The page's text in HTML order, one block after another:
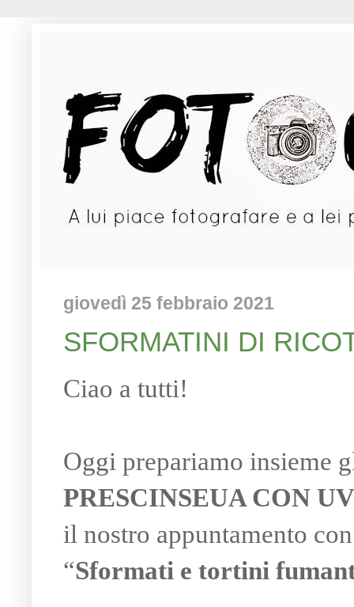
giovedì 25 febbraio 2021
SFORMATINI DI
Ciao a tutti!
Oggi prepariamo insieme
PRESCINSEUA CON
il nostro appuntamento
“Sformati e tortini